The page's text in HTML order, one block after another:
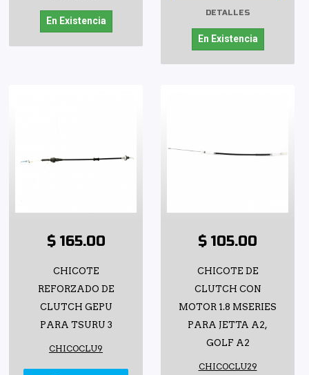
En Existencia
DETALLES
En Existencia
$ 165.00
CHICOTE
REFORZADO DE
CLUTCH GEPU
PARA TSURU 3
CHICOCLU9
$ 105.00
CHICOTE DE
CLUTCH CON
MOTOR 1.8 MSERIES
PARA JETTA A2,
GOLF A2
CHICOCLU29